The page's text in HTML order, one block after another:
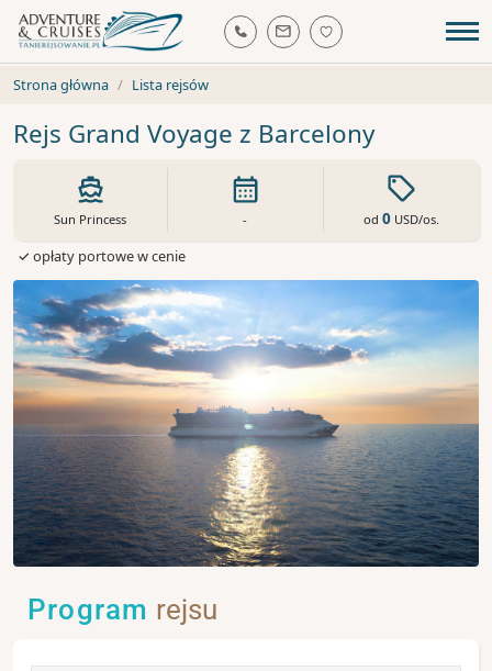
Strona główna Lista rejsów
Rejs Grand Voyage z Barcelony
Sun Princess - od 0USD/os.
✓ opłaty portowe w cenie
Program rejsu